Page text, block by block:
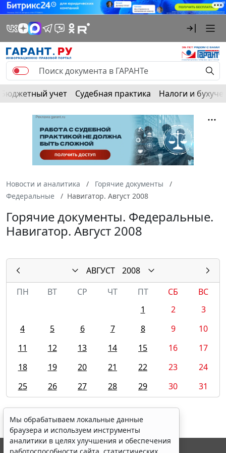
Бюджетный учет Судебная практика Налоги и
Новости и аналитика
Горячие документы
Федеральные
Навигатор. Август 2008
Горячие документы. Федеральные.
Навигатор. Август 2008
АВГУСТ
2008
ПН
ВТ СР ЧТ ПТ СБ
ВС
1
2
3
4
5 6 7 8 9
10
11
12 13 14 15 16
17
18
19 20 21 22 23
24
25
26 27 28 29 30 31
Мы обрабатываем локальные данные
браузера и используем инструменты
аналитики в целях улучшения и обеспечения